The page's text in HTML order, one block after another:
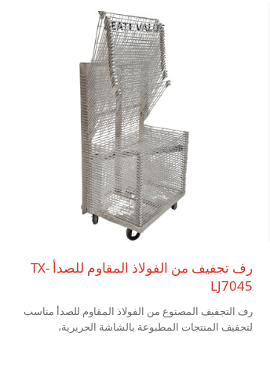
التسجيل، مثل الورق المقوى الذهبي والفضي، والصفائح
المعدنية الرقيقة، ومادة PVC كركائز.
رف تجفيف من الفولاذ المقاوم للصدأ TX-
LJ7045
رف التجفيف المصنوع من الفولاذ المقاوم للصدأ مناسب
لتجفيف المنتجات المطبوعة بالشاشة الحريرية،